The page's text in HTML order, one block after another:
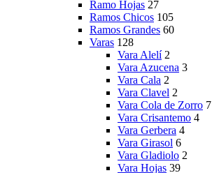
Ramo Hojas 27
Ramos Chicos 105
Ramos Grandes 60
Varas 128
Vara Alelí 2
Vara Azucena 3
Vara Cala 2
Vara Clavel 2
Vara Cola de Zorro 7
Vara Crisantemo 4
Vara Gerbera 4
Vara Girasol 6
Vara Gladiolo 2
Vara Hojas 39